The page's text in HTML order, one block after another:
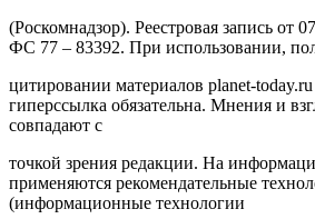
(Роскомнадзор). Реестровая запись от
ФС 77 – 83392. При использовании,
цитировании материалов planet-
гиперссылка обязательна. Мнения и
совпадают с
точкой зрения редакции. На
применяются рекомендательные
(информационные технологии